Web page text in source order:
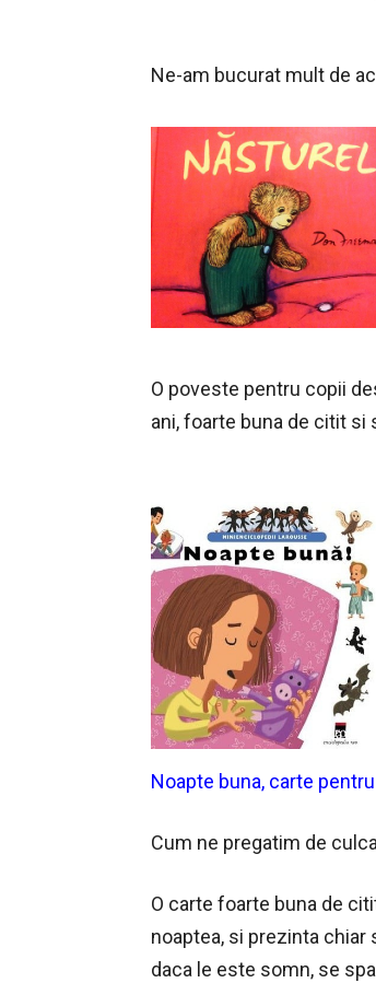
Ne-am bucurat mult de
O poveste pentru copii
ani, foarte buna de citit si
Noapte buna, carte
Cum ne pregatim de
O carte foarte buna de
noaptea, si prezinta
daca le este somn, se